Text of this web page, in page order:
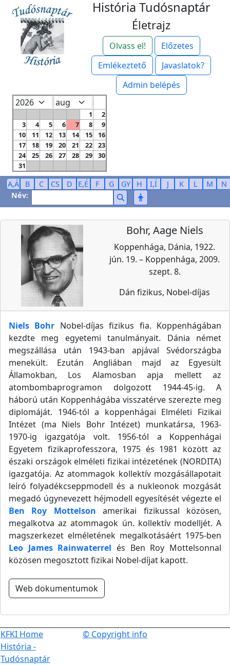
História Tudósnaptár
Életrajz
Olvass el!
Előzetes
Emlékeztető
Javaslatok?
Admin belépés
1
2
3
4 5 6 7 8
9
10
11 12 13 14 15
16
17
18 19 20 21 22
23
24
25 26 27 28 29
30
31
A,Á B C CS D E,É F G GY H I,Í J K L M
N
Név:
Bohr, Aage Niels
Koppenhága, Dánia, 1922.
jún. 19. – Koppenhága, 2009.
szept. 8.
Dán fizikus, Nobel-díjas
Niels Bohr Nobel-díjas fizikus fia. Koppenhágában
kezdte meg egyetemi tanulmányait. Dánia német
megszállása után 1943-ban apjával Svédországba
menekült. Ezután Angliában majd az Egyesült
Államokban, Los Alamosban apja mellett az
atombombaprogramon dolgozott 1944-45-ig. A
háború után Koppenhágába visszatérve szerezte meg
diplomáját. 1946-tól a koppenhágai Elméleti Fizikai
Intézet (ma Niels Bohr Intézet) munkatársa, 1963-
1970-ig igazgatója volt. 1956-tól a Koppenhágai
Egyetem fizikaprofesszora, 1975 és 1981 között az
északi országok elméleti fizikai intézetének (NORDITA)
igazgatója. Az atommagok kollektív mozgásállapotait
leíró folyadékcseppmodell és a nukleonok mozgását
megadó úgynevezett héjmodell egyesítését végezte el
Ben Roy Mottelson amerikai fizikussal közösen,
megalkotva az atommagok ún. kollektív modelljét. A
magszerkezet elméletének megalkotásáért 1975-ben
Leo James Rainwaterrel és Ben Roy Mottelsonnal
közösen megosztott fizikai Nobel-díjat kapott.
Web dokumentumok
KFKI Home
História -
Tudósnaptár
© Copyright info